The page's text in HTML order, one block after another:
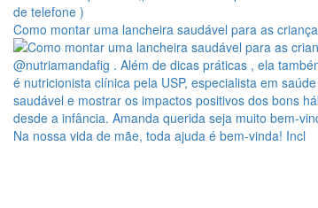
Como montar uma lancheira saudável para as criança
Na nossa vida de mãe, toda ajuda é bem-vinda! Incl